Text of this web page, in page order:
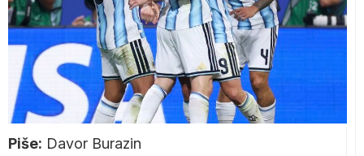
Piše: Davor Burazin